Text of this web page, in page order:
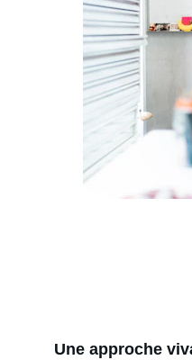
Une approche